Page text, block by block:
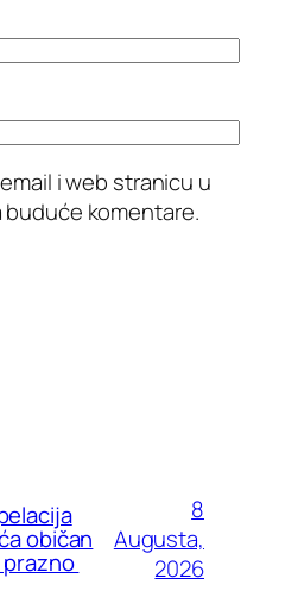
i web stranicu u
komentare.
običan
8
Augusta,
2026